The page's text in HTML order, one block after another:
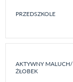
PRZEDSZKOLE
AKTYWNY MALUCH/
ŻŁOBEK